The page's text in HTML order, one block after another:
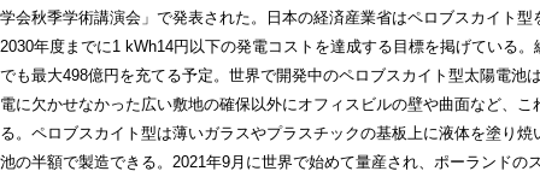
学会秋季学術講演会」で発表された。日本の経済産業省はペロブスカイト
2030年度までに1 kWh14円以下の発電コストを達成する目標を掲げている
でも最大498億円を充てる予定。世界で開発中のペロブスカイト型太陽電池
電に欠かせなかった広い敷地の確保以外にオフィスビルの壁や曲面など、
る。ペロブスカイト型は薄いガラスやプラスチックの基板上に液体を塗り
池の半額で製造できる。2021年9月に世界で始めて量産され、ポーランドの